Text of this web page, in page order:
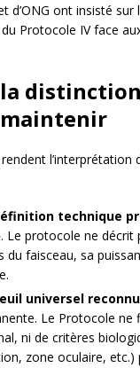
d’ONG ont insisté
Protocole IV face
l’interprétation
technique
Le protocole ne décrit
du faisceau, sa
universel reconnu
Le Protocole ne
ni de critères
zone oculaire,